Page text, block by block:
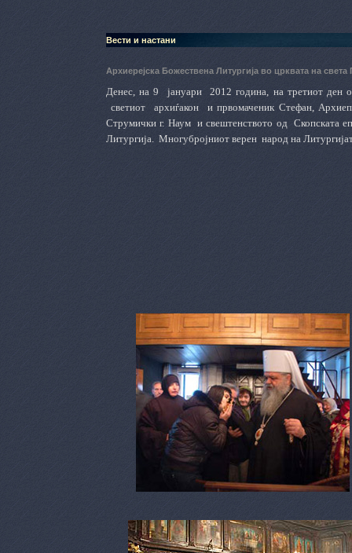
Вести и настани
Архиерејска Божествена Литургија во црквата на
Денес, на 9 јануари
2012 година, на третиот ден
светиот
архиѓакон
и првомаченик Стефан,
Струмички г. Наум и свештенството од Скопската
Литургија. Многубројниот верен народ на